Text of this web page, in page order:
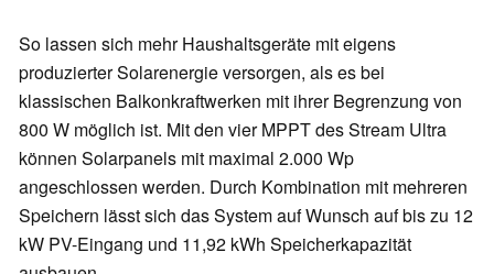
So lassen sich mehr Haushaltsgeräte mit eigens
produzierter Solarenergie versorgen, als es bei
klassischen Balkonkraftwerken mit ihrer Begrenzung von
800 W möglich ist. Mit den vier MPPT des Stream Ultra
können Solarpanels mit maximal 2.000 Wp
angeschlossen werden. Durch Kombination mit mehreren
Speichern lässt sich das System auf Wunsch auf bis zu 12
kW PV-Eingang und 11,92 kWh Speicherkapazität